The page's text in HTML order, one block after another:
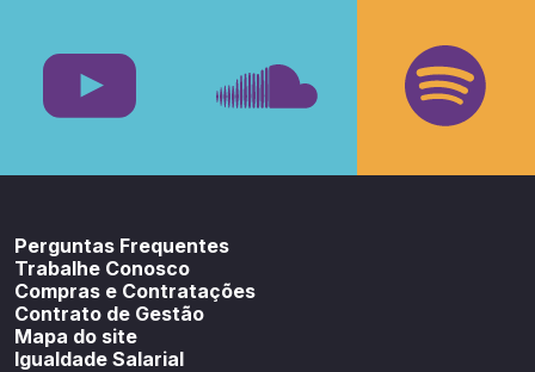
Facebook
Perguntas Frequentes
Trabalhe Conosco
Compras e Contratações
Contrato de Gestão
Mapa do site
Igualdade Salarial